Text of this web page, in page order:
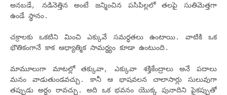
అనబడే, నడినెత్తిన అంటే జన్మించిన పసిపిల్లలో తలపై సుతిమెత్తగా
ఉండే స్థానం.
చక్రాలకు ఒకటిని మించి ఎక్కువే సమర్ధతలు ఉంటాయి. వాటికి ఒక
భౌతికంగానే కాక ఆధ్యాత్మిక సామర్ధ్యం కూడా ఉంటుంది.
మామూలుగా మాటల్లో తక్కువా, ఎక్కువా శక్తికేంద్రాలు అనే పదాలు
మనం వాడుతుండవచ్చు. కానీ ఆ భాషవలన చాలాసార్లు సులువుగా
తప్పుడు అర్ధం రావచ్చు. అది ఒక భవనం యొక్క పునాదిని పైకప్పుతో